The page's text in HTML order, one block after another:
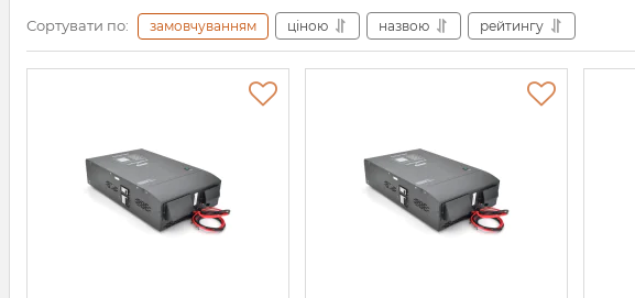
Сортувати по: замовчуванням ціною назвою рейтингу